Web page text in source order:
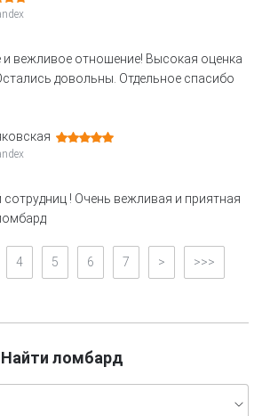
и вежливое отношение! Высокая оценка
довольны. Отдельное спасибо
! Очень вежливая и приятная
4 5 6 7 > >>>
Найти ломбард